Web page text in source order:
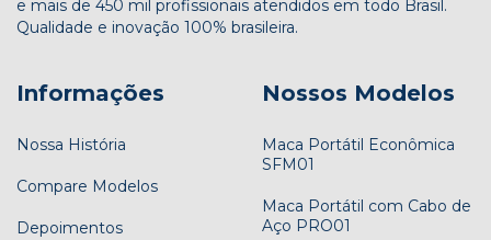
e mais de 450 mil profissionais atendidos em todo Brasil.
Qualidade e inovação 100% brasileira.
Informações
Nossa História
Compare Modelos
Depoimentos
Nossos Modelos
Maca Portátil Econômica
SFM01
Maca Portátil com Cabo de
Aço PRO01